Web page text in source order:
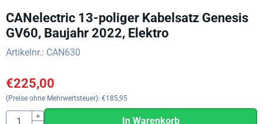
CANelectric 13-poliger Kabelsatz Genesis
GV60, Baujahr 2022, Elektro
Artikelnr.: CAN630
€225,00
(Preise ohne Mehrwertsteuer): €185,95
Anzahl
+
In Warenkorb